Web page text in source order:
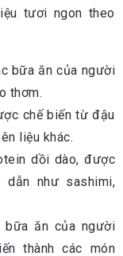
tươi ngon theo
bữa ăn của người
thơm.
chế biến từ đậu
liệu khác.
dồi dào, được
dẫn như sashimi,
bữa ăn của người
thành các món